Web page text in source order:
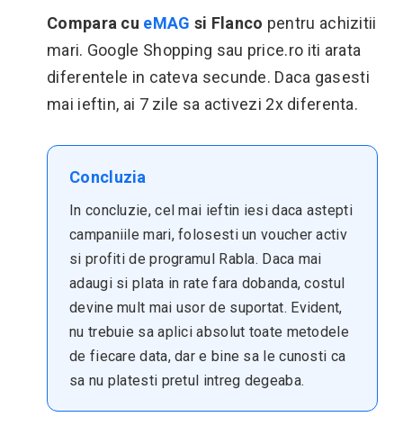
Compara cu eMAG si Flanco pentru achizitii
mari. Google Shopping sau price.ro iti arata
diferentele in cateva secunde. Daca gasesti
mai ieftin, ai 7 zile sa activezi 2x diferenta.
Concluzia
In concluzie, cel mai ieftin iesi daca astepti
campaniile mari, folosesti un voucher activ
si profiti de programul Rabla. Daca mai
adaugi si plata in rate fara dobanda, costul
devine mult mai usor de suportat. Evident,
nu trebuie sa aplici absolut toate metodele
de fiecare data, dar e bine sa le cunosti ca
sa nu platesti pretul intreg degeaba.